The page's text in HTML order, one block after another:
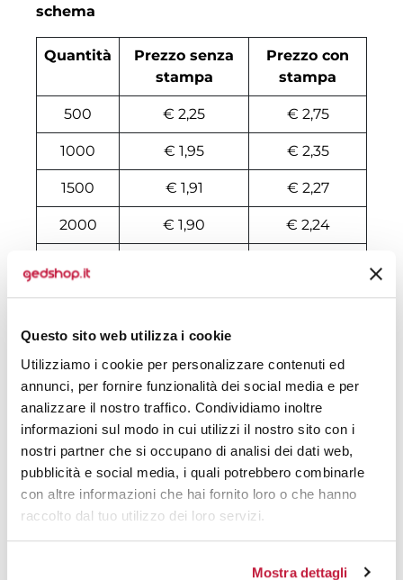
Questo sito web utilizza i cookie
Utilizziamo i cookie per personalizzare contenuti ed
annunci, per fornire funzionalità dei social media e per
analizzare il nostro traffico. Condividiamo inoltre
informazioni sul modo in cui utilizzi il nostro sito con i
nostri partner che si occupano di analisi dei dati web,
pubblicità e social media, i quali potrebbero combinarle
con altre informazioni che hai fornito loro o che hanno
raccolto dal tuo utilizzo dei loro servizi.
Mostra dettagli
schema
Quantità
Prezzo senza
stampa
Prezzo con
stampa
500 € 2,25 € 2,75
1000 € 1,95 € 2,35
1500 € 1,91 € 2,27
2000 € 1,90 € 2,24
3000 € 1,66 € 1,98
4500 € 1,65
9500 € 1,49 € 1,72
14500 € 1,43 € 1,65
499500 € 1,43 € 1,65
500000 € 1,43 € 1,65
Tecniche di stampa